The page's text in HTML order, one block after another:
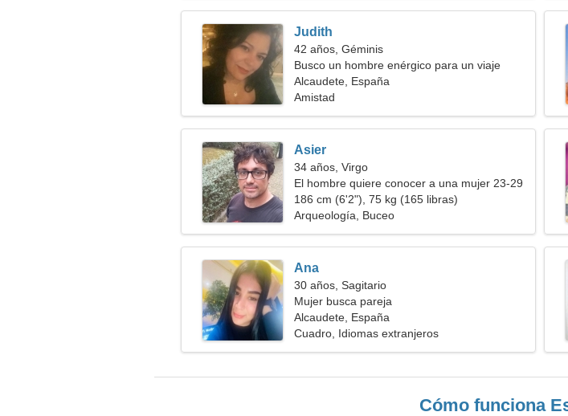
Judith
42 años, Géminis
Busco un hombre enérgico para un viaje
juntos
Alcaudete, España
Amistad
Asier
34 años, Virgo
El hombre quiere conocer a una mujer 23-29
186 cm (6'2"), 75 kg (165 libras)
Arqueología, Buceo
Ana
30 años, Sagitario
Mujer busca pareja
Alcaudete, España
Cuadro, Idiomas extranjeros
Cómo funciona